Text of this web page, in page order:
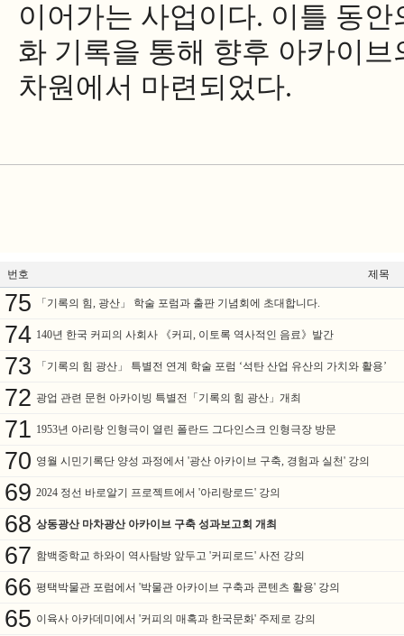
이어가는 사업이다. 이틀 동안
화 기록을 통해 향후 아카이
차원에서 마련되었다.
번호 제목
75 「기록의 힘, 광산」 학술 포럼과 출판 기념회에 초대합니다.
74 140년 한국 커피의 사회사 《커피, 이토록 역사적인 음료》발간
73 「기록의 힘 광산」 특별전 연계 학술 포럼 ‘석탄 산업 유산의 가치와 활용’
72 광업 관련 문헌 아카이빙 특별전「기록의 힘 광산」개최
71 1953년 아리랑 인형극이 열린 폴란드 그다인스크 인형극장 방문
70 영월 시민기록단 양성 과정에서 '광산 아카이브 구축, 경험과 실천' 강의
69 2024 정선 바로알기 프로젝트에서 '아리랑로드' 강의
68 상동광산 마차광산 아카이브 구축 성과보고회 개최
67 함백중학교 하와이 역사탐방 앞두고 '커피로드' 사전 강의
66 평택박물관 포럼에서 '박물관 아카이브 구축과 콘텐츠 활용' 강의
65 이육사 아카데미에서 '커피의 매혹과 한국문화' 주제로 강의